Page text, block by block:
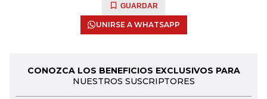
GUARDAR
UNIRSE A WHATSAPP
CONOZCA LOS BENEFICIOS EXCLUSIVOS PARA
NUESTROS SUSCRIPTORES